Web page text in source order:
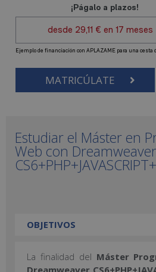
MATRICÚLATE
Estudiar el Máster en
Web con Dreamweaver
OBJETIVOS
La finalidad del Máster
Dreamweaver